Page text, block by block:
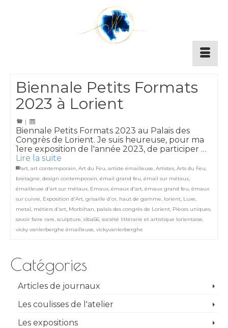
Biennale Petits Formats
2023 à Lorient
|
Biennale Petits Formats 2023 au Palais des
Congrès de Lorient. Je suis heureuse, pour ma
1ere exposition de l'année 2023, de participer …
Lire la suite
art, art contemporain, Art du Feu, artiste émailleuse, Artistes, Arts du Feu,
bretagne, design contemporain, émail grand feu, émail sur métaux,
émailleuse d'art sur métaux, Emaux, émaux d'art, émaux grand feu, émaux
sur cuivre, Exposition d'Art, grisaille d'or, haut de gamme, lorient, Luxe,
metal, métiers d'art, Morbihan, palais des congrès de Lorient, Pièces uniques,
savoir faire rare, sculpture, slba56, société littéraire et artistique lorientaise,
vicky vanlerberghe émailleuse, vickyvanlerberghe
Catégories
Articles de journaux
Les coulisses de l'atelier
Les expositions